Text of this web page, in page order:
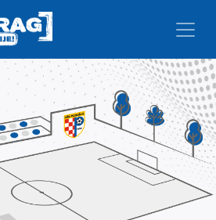
Skip to main content